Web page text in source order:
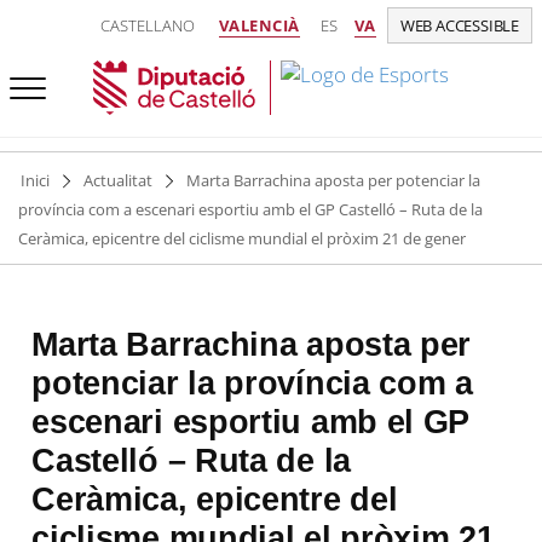
CASTELLANO VALENCIÀ ES VA WEB ACCESSIBLE
Inici Actualitat
Marta Barrachina aposta per potenciar la
província com a escenari esportiu amb el GP Castelló – Ruta de la
Ceràmica, epicentre del ciclisme mundial el pròxim 21 de gener
Marta Barrachina aposta per
potenciar la província com a
escenari esportiu amb el GP
Castelló – Ruta de la
Ceràmica, epicentre del